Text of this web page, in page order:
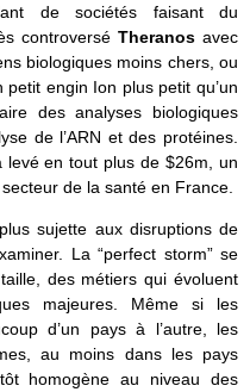
de sociétés faisant du
controverséTheranos avec
biologiques moins chers, ou
petit engin Ion plus petit qu’un
des analyses biologiques
de l’ARN et des protéines.
levé en tout plus de $26m, un
de la santé en France.
sujette aux disruptions de
La “perfect storm” se
des métiers qui évoluent
majeures. Même si les
d’un pays à l’autre, les
au moins dans les pays
homogène au niveau des